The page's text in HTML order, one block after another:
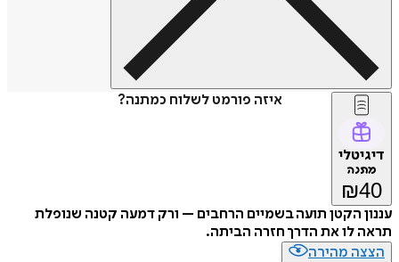
איזה פורמט לשלוח כמתנה?
דיגיטלי
מתנה
₪40
עננון הקטן תועה בשמיים הרחבים – ורק דמעה קטנה שנופלת
תראה לו את הדרך חזרה הביתה.
הצצה מהירה